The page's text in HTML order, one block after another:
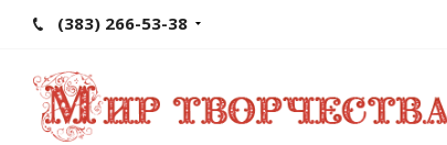
(383) 266-53-38